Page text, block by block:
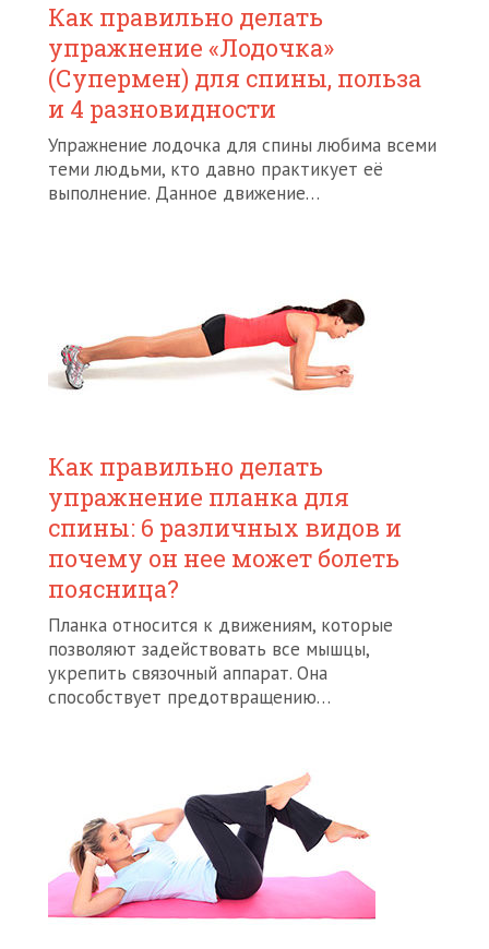
Как правильно делать
упражнение «Лодочка»
(Супермен) для спины, польза
и 4 разновидности
Упражнение лодочка для спины любима всеми
теми людьми, кто давно практикует её
выполнение. Данное движение…
Как правильно делать
упражнение планка для
спины: 6 различных видов и
почему он нее может болеть
поясница?
Планка относится к движениям, которые
позволяют задействовать все мышцы,
укрепить связочный аппарат. Она
способствует предотвращению…